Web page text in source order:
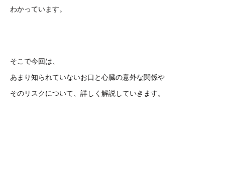
わかっています。
そこで今回は、
あまり知られていないお口と心臓の意外な関係や
そのリスクについて、詳しく解説していきます。